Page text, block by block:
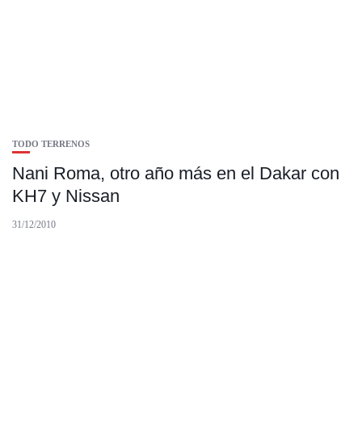
TODO TERRENOS
Nani Roma, otro año más en el Dakar con
KH7 y Nissan
31/12/2010